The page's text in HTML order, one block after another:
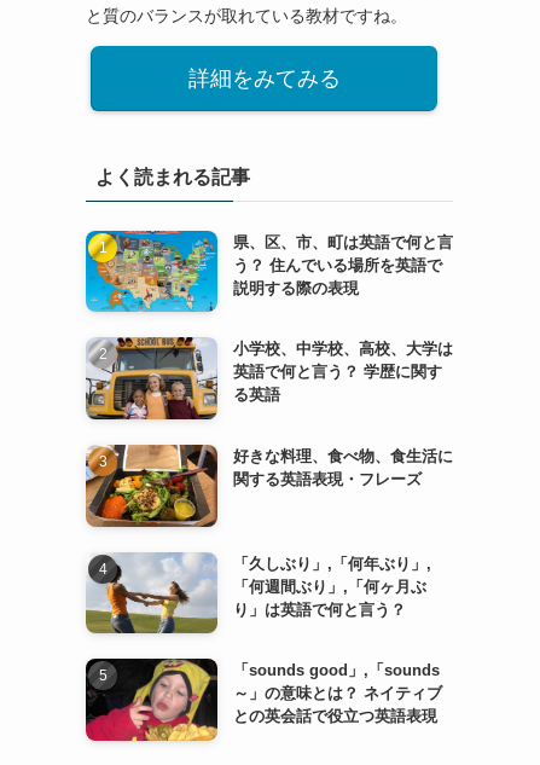
と質のバランスが取れている教材ですね。
詳細をみてみる
よく読まれる記事
県、区、市、町は英語で何と言
う？ 住んでいる場所を英語で
説明する際の表現
小学校、中学校、高校、大学は
英語で何と言う？ 学歴に関す
る英語
好きな料理、食べ物、食生活に
関する英語表現・フレーズ
「久しぶり」,「何年ぶり」,
「何週間ぶり」,「何ヶ月ぶ
り」は英語で何と言う？
「sounds good」,「sounds
～」の意味とは？ ネイティブ
との英会話で役立つ英語表現